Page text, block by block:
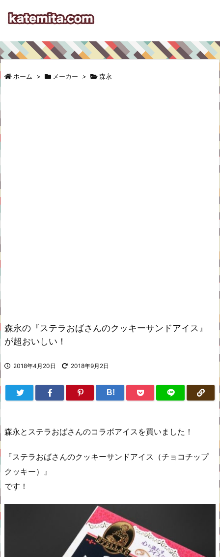
ホーム > メーカー > 森永
森永の『ステラおばさんのクッキーサンドアイス』
が超おいしい！
2018年4月20日 2018年9月2日
B!
森永とステラおばさんのコラボアイスを買いました！
『ステラおばさんのクッキーサンドアイス（チョコチップ
クッキー）』
です！